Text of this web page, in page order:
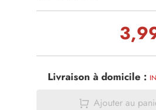
Livraison à domicile :
Ajouter au